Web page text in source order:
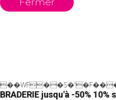
BRADERIE jusqu'à -50%